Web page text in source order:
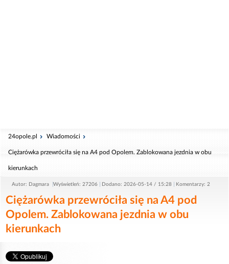
24opole.pl Wiadomości
Ciężarówka przewróciła się na A4 pod Opolem. Zablokowana jezdnia w obu
kierunkach
Autor: Dagmara Wyświetleń: 27206 Dodano: 2026-05-14 / 15:28 Komentarzy: 2
Ciężarówka przewróciła się na A4 pod
Opolem. Zablokowana jezdnia w obu
kierunkach